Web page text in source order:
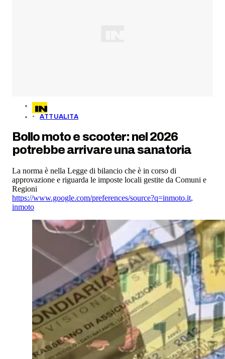
ATTUALITA
Bollo moto e scooter: nel 2026
potrebbe arrivare una sanatoria
La norma è nella Legge di bilancio che è in corso di
approvazione e riguarda le imposte locali gestite da Comuni e
Regioni
https://www.google.com/preferences/source?q=inmoto.it,
inmoto